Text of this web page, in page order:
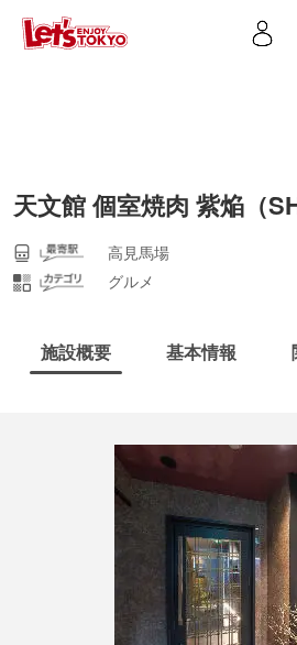
天文館 個室焼肉 紫焔（
高見馬場
グルメ
施設概要 基本情報